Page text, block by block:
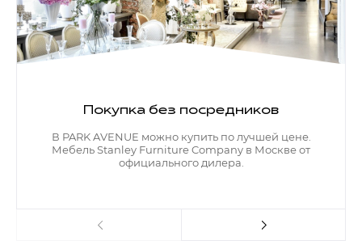
Покупка без посредников
В PARK AVENUE можно купить по лучшей цене.
Мебель Stanley Furniture Company в Москве от
официального дилера.